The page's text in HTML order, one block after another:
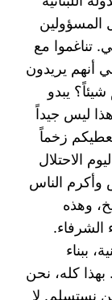
المسؤولين
تناغموا مع
أنهم يريدون
يبدو
ليس جيداً
زخماً
الاحتلال
وأكرم الناس
وهذه
ببناء
بهذا كله، نحن
نستسلم. لا